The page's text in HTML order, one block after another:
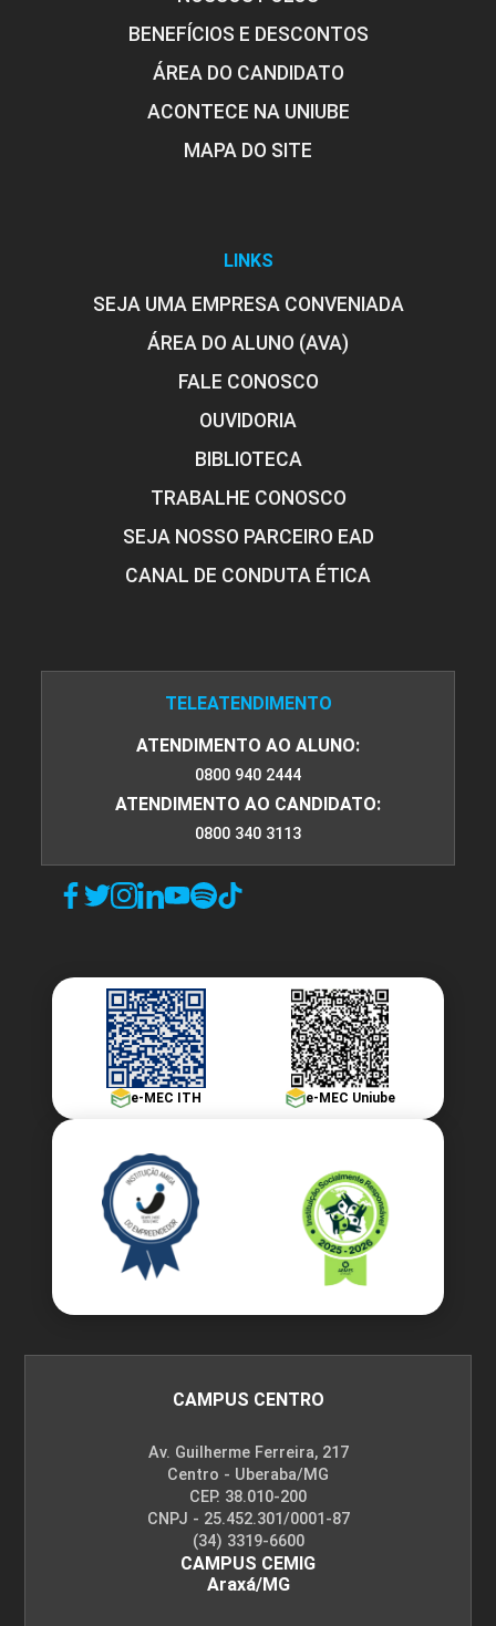
BENEFÍCIOS E DESCONTOS
ÁREA DO CANDIDATO
ACONTECE NA UNIUBE
MAPA DO SITE
LINKS
SEJA UMA EMPRESA CONVENIADA
ÁREA DO ALUNO (AVA)
FALE CONOSCO
OUVIDORIA
BIBLIOTECA
TRABALHE CONOSCO
SEJA NOSSO PARCEIRO EAD
CANAL DE CONDUTA ÉTICA
TELEATENDIMENTO
ATENDIMENTO AO ALUNO:
0800 940 2444
ATENDIMENTO AO CANDIDATO:
0800 340 3113
e-MEC ITH e-MEC Uniube
CAMPUS CENTRO
Av. Guilherme Ferreira, 217
Centro - Uberaba/MG
CEP. 38.010-200
CNPJ - 25.452.301/0001-87
(34) 3319-6600
CAMPUS CEMIG
Araxá/MG